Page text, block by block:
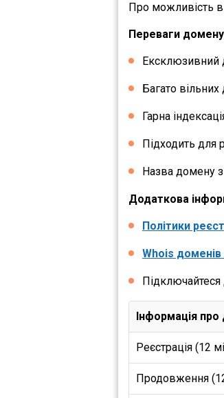
Про можливість
Переваги домену
Ексклюзивний
Багато вільних
Гарна
Підходить для
Назва домену
Додаткова
Політики
Whois доменів
Інформація
Реєстрація (12
Продовження